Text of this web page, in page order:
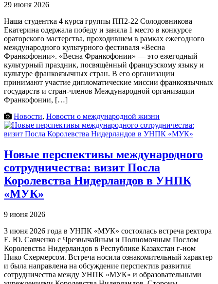
29 июня 2026
Наша студентка 4 курса группы ПП2-22 Солодовникова
Екатерина одержала победу и заняла 1 место в конкурсе
ораторского мастерства, проходившем в рамках ежегодного
международного культурного фестиваля «Весна
Франкофонии». «Весна Франкофонии» — это ежегодный
культурный праздник, посвящённый французскому языку и
культуре франкоязычных стран. В его организации
принимают участие дипломатические миссии франкоязычных
государств и стран-членов Международной организации
Франкофонии, […]
Новости, Новости о международной жизни
Новые перспективы международного
сотрудничества: визит Посла
Королевства Нидерландов в УНПК
«МУК»
9 июня 2026
3 июня 2026 года в УНПК «МУК» состоялась встреча ректора
Е. Ю. Савченко с Чрезвычайным и Полномочным Послом
Королевства Нидерландов в Республике Казахстан г-ном
Нико Схермерсом. Встреча носила ознакомительный характер
и была направлена на обсуждение перспектив развития
сотрудничества между УНПК «МУК» и образовательными